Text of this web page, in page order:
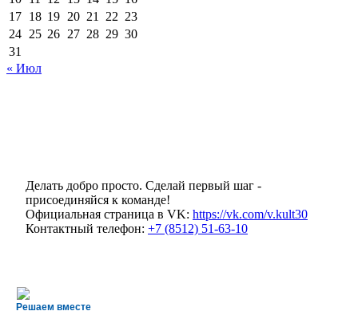
17 18 19 20 21 22 23
24 25 26 27 28 29 30
31
« Июл
Делать добро просто. Сделай первый шаг -
присоединяйся к команде!
Официальная страница в VK: https://vk.com/v.kult30
Контактный телефон: +7 (8512) 51-63-10
Решаем вместе